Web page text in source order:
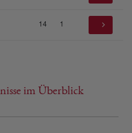
14 1
im Überblick